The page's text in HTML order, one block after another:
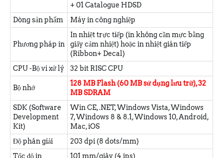
+ 01 Catalogue HDSD
Dòng sản phẩm
Máy in công nghiệp
Phương pháp in
In nhiệt trực tiếp (in không cần mực bằng
giấy cảm nhiệt) hoặc in nhiệt gián tiếp
(Ribbon+ Decal)
CPU -Bộ vi xử lý
32 bit RISC CPU
Bộ nhớ
128 MB Flash (60 MB sử dụng lưu trữ), 32
MB SDRAM
SDK (Software
Development
Kit)
Win CE, .NET, Windows Vista, Windows
7, Windows 8 & 8.1, Windows 10, Android,
Mac, iOS
Độ phân giải
203 dpi (8 dots/mm)
Tốc độ in
101 mm/giây (4 ips)